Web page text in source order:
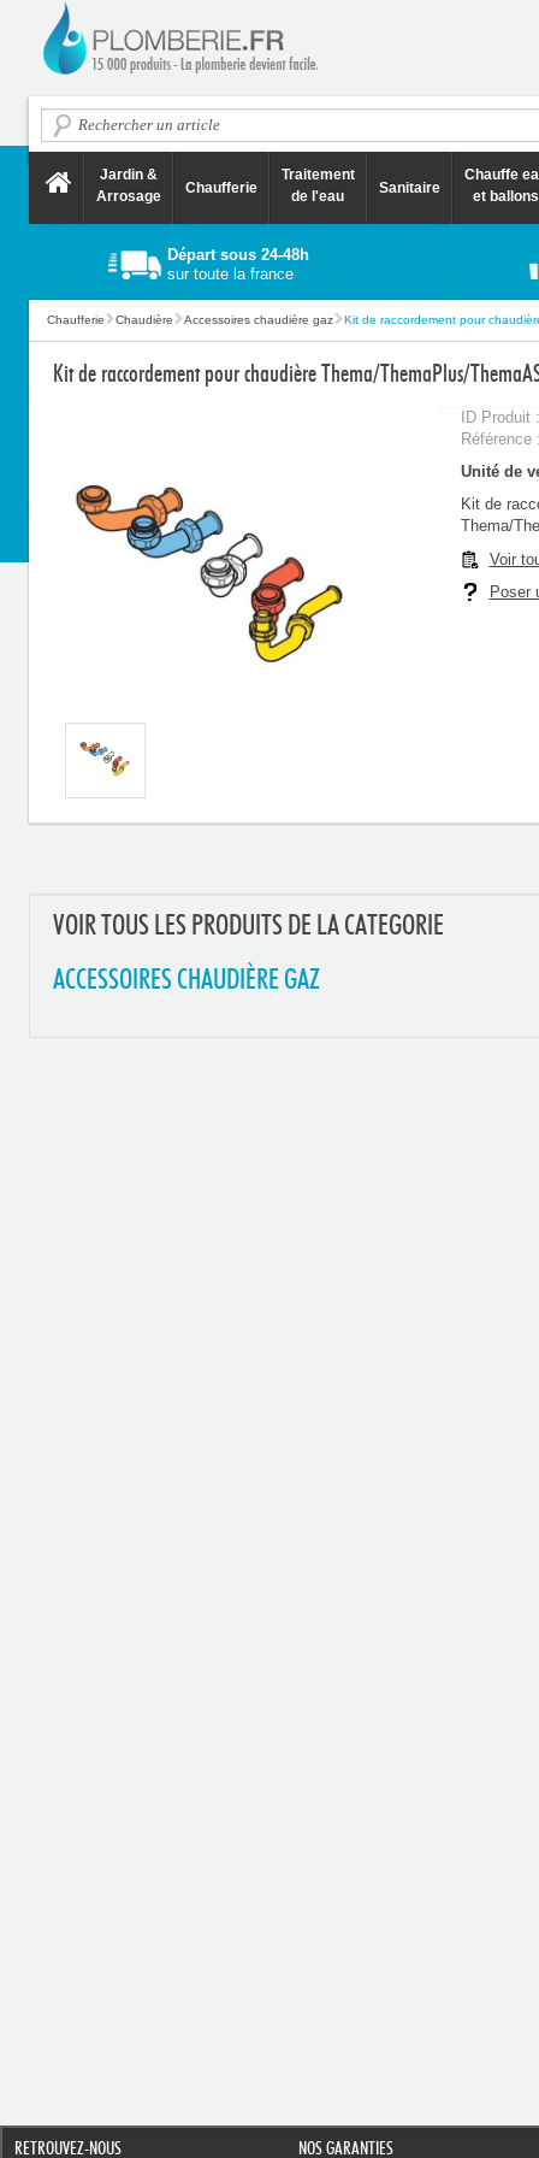
Jardin &
Arrosage
Chaufferie
Traitement
de l'eau
Sanitaire
Chauffe
et ballons
Départ sous 24-48h
sur toute la france
Chaufferie Chaudière Accessoires chaudière gaz Kit de raccordement pour
Kit de raccordement pour chaudière Thema/ThemaPlus/
ID Produit
Unité de
Kit de
Thema/
Voir
Poser
VOIR TOUS LES PRODUITS DE LA CATEGORIE
ACCESSOIRES CHAUDIÈRE GAZ
RETROUVEZ-NOUS NOS GARANTIES